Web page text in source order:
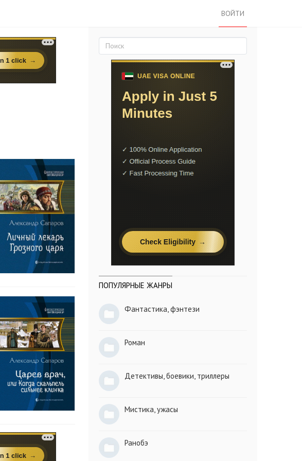
ВОЙТИ
ПОПУЛЯРНЫЕ ЖАНРЫ
Фантастика, фэнтези
Роман
Детективы, боевики, триллеры
Мистика, ужасы
Ранобэ